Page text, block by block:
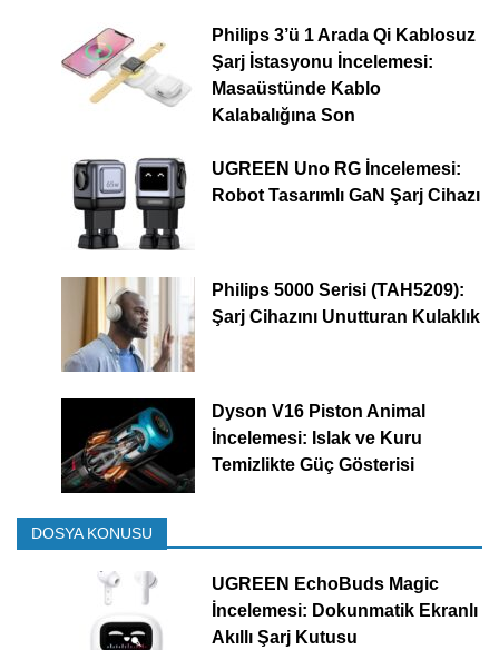
Philips 3’ü 1 Arada Qi Kablosuz
Şarj İstasyonu İncelemesi:
Masaüstünde Kablo
Kalabalığına Son
UGREEN Uno RG İncelemesi:
Robot Tasarımlı GaN Şarj Cihazı
Philips 5000 Serisi (TAH5209):
Şarj Cihazını Unutturan Kulaklık
Dyson V16 Piston Animal
İncelemesi: Islak ve Kuru
Temizlikte Güç Gösterisi
DOSYA KONUSU
UGREEN EchoBuds Magic
İncelemesi: Dokunmatik Ekranlı
Akıllı Şarj Kutusu